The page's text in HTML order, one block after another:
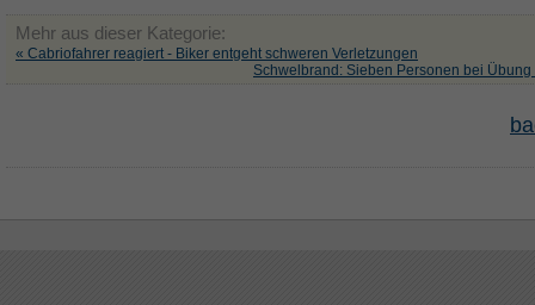
Mehr aus dieser Kategorie:
« Cabriofahrer reagiert - Biker entgeht schweren Verletzungen
Schwelbrand: Sieben Personen bei Übung